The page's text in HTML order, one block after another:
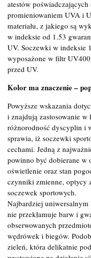
atestów
promieniowaniem UVA i
materiału, z jakiego są
w indeksie od 1.53
UV. Soczewki w indeksie
wyposażone w filtr
przed UV.
Kolor ma znaczenie –
Powyższe wskazania
i znajdują zastosowanie
różnorodność dyscyplin i
sprawia, iż soczewki
cechami. Jedną z
powinno być dobierane w
oświetlenie oraz stan
czynniki zmienne, optycy
soczewek sportowych.
Najbardziej uniwersalnym
nie przekłamuje barw i
obserwowanych
wędrówek i biegów.
zieleń, która delikatnie